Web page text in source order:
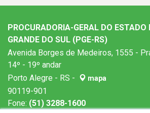
PROCURADORIA-GERAL DO ESTADO
GRANDE DO SUL (PGE-RS)
Avenida Borges de Medeiros, 1555 -
14º - 19º andar
Porto Alegre - RS -
mapa
90119-901
Fone: (51) 3288-1600